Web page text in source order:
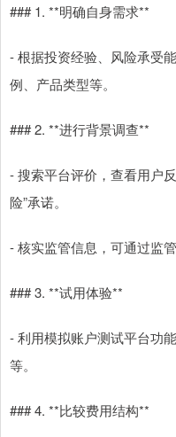
### 1. **明确自身需求**
- 根据投资经验、风险承受
例、产品类型等。
### 2. **进行背景调查**
- 搜索平台评价，查看用户
险”承诺。
- 核实监管信息，可通过监
### 3. **试用体验**
- 利用模拟账户测试平台功
等。
### 4. **比较费用结构**